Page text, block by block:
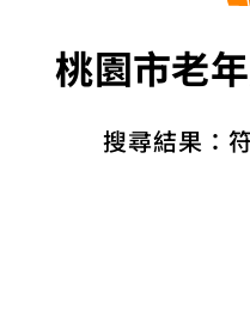
桃園市老
搜尋結果：